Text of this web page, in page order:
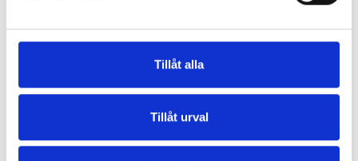
Tillåt alla
Tillåt urval
Om oss
Våra kliniker
Vår expertis
Våra specialister